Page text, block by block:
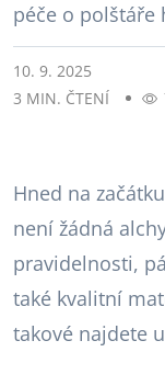
péče o polštáře
10. 9. 2025
3 MIN. ČTENÍ
Hned na
není žádná
pravidelnosti,
také kvalitní
takové najdete u